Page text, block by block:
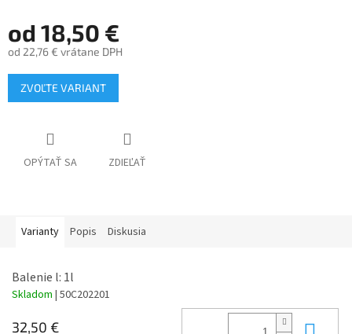
od 18,50 €
od 22,76 € vrátane DPH
Jednotková
cena:
ZVOĽTE VARIANT
OPÝTAŤ SA ZDIEĽAŤ
Varianty Popis Diskusia
Balenie l: 1l
Skladom | 50C202201
32,50 €